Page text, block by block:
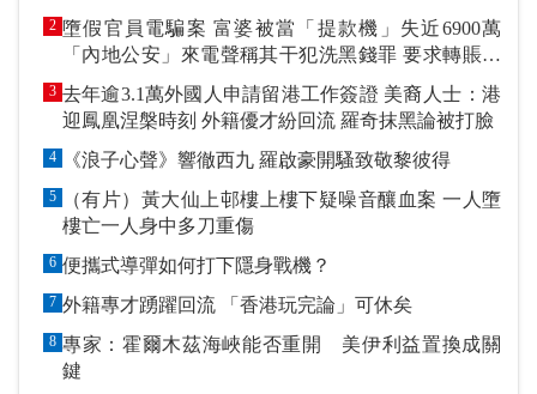
2 墮假官員電騙案 富婆被當「提款機」失近6900萬
「內地公安」來電聲稱其干犯洗黑錢罪 要求轉賬到
指定戶口作「保證金」
3 去年逾3.1萬外國人申請留港工作簽證 美裔人士：港
迎鳳凰涅槃時刻 外籍優才紛回流 羅奇抹黑論被打臉
4 《浪子心聲》響徹西九 羅啟豪開騷致敬黎彼得
5
（有片）黃大仙上邨樓上樓下疑噪音釀血案 一人墮
樓亡一人身中多刀重傷
6 便攜式導彈如何打下隱身戰機？
7 外籍專才踴躍回流 「香港玩完論」可休矣
8 專家：霍爾木茲海峽能否重開 美伊利益置換成關
鍵